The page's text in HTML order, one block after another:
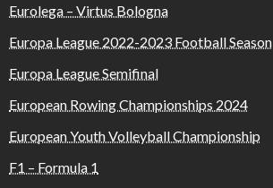
Eurolega – Virtus Bologna
Europa League 2022-2023 Football Season
Europa League Semifinal
European Rowing Championships 2024
European Youth Volleyball Championship
F1 – Formula 1